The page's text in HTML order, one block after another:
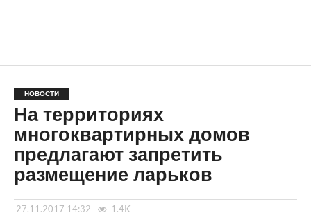
НОВОСТИ
На территориях
многоквартирных домов
предлагают запретить
размещение ларьков
27.11.2017 14:32 1.4K